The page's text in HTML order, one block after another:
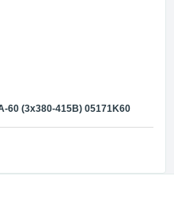
60 (3x380-415В) 05171K60